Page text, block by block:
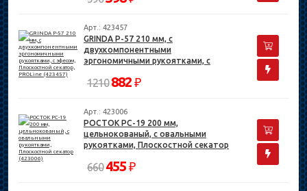
Арт.: 423457
GRINDA P-57 210 мм, с
двухкомпонентными
эргономичными рукоятками, с
PROLine (423457)
1210 882 ₽
Арт.: 423006
РОСТОК PC-19 200 мм,
цельнокованый, с овальными
рукоятками, Плоскостной секатор
660 455 ₽